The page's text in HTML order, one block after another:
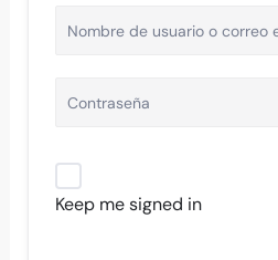
Keep me signed in